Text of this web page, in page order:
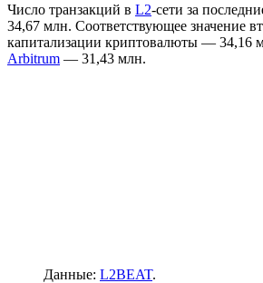
Число транзакций в L2-сети за
34,67 млн. Соответствующее значение
капитализации криптовалюты — 34,16
Arbitrum — 31,43 млн.
Данные: L2BEAT.